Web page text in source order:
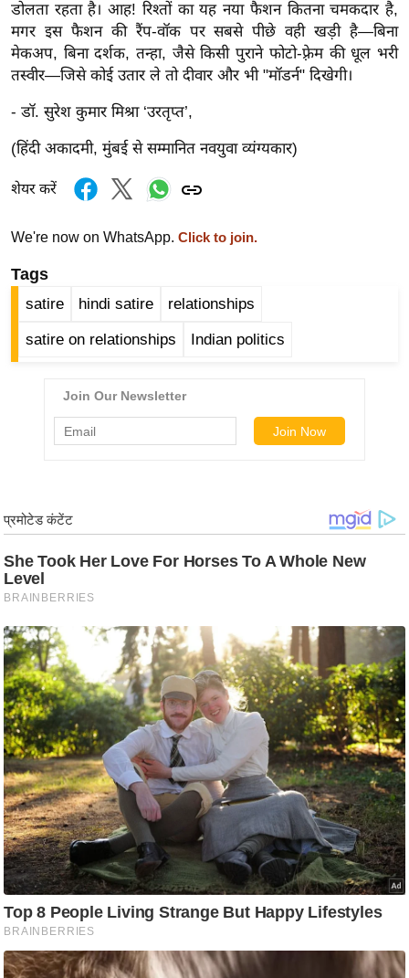
ज
ग
त
ली
वु
ड
हॉ
वु
फि
ल्म
स
i
n
g
N
e
w
s
ला
इ
फ
स्टा
इ
ल
टे
क्नॉ
लॉ
जी
ब्यू
टी
डोलता रहता है। आह! रिश्तों का यह नया फैशन कितना चमकदार है,
मगर इस फैशन की रैंप-वॉक पर सबसे पीछे वही खड़ी है—बिना
मेकअप, बिना दर्शक, तन्हा, जैसे किसी पुराने फोटो-फ़्रेम की धूल भरी
तस्वीर—जिसे कोई उतार ले तो दीवार और भी "मॉडर्न" दिखेगी।
- डॉ. सुरेश कुमार मिश्रा ‘उरतृप्त’,
(हिंदी अकादमी, मुंबई से सम्मानित नवयुवा व्यंग्यकार)
शेयर करें
We're now on WhatsApp. Click to join.
Tags
satire hindi satire relationships
satire on relationships Indian politics